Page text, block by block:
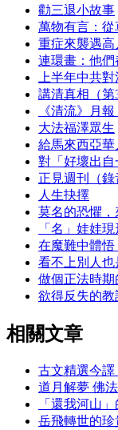
勸三退小故事
萬物有言：從
重症來襲遇
連環畫：他們
上半年中共
講清真相（第
《清流》月
大法福澤眾生
給馬來西亞
對「好壞出
正見週刊（錄
人生抉擇
莫名的恐懼
「名」娃娃
在魔難中體
看不上別人也
做個正法時期
欲得反失的教
相關文章
古文精選今譯
道月解夢 佛
「還我河山
岳飛轉世的珍